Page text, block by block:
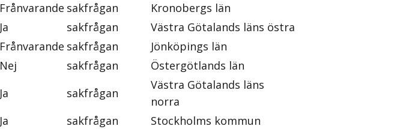
Frånvarande sakfrågan
Kronobergs län
Ja sakfrågan
Västra Götalands läns östra
Frånvarande sakfrågan
Jönköpings län
Nej sakfrågan
Östergötlands län
Ja sakfrågan
Västra Götalands läns
norra
Ja sakfrågan
Stockholms kommun